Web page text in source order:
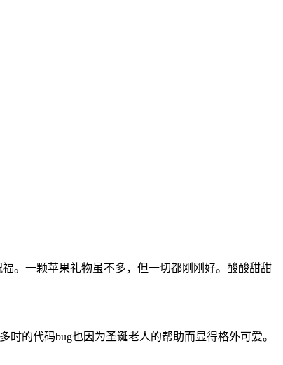
。一颗苹果礼物虽不多，但一切都刚刚好。酸酸甜甜
的代码bug也因为圣诞老人的帮助而显得格外可爱。